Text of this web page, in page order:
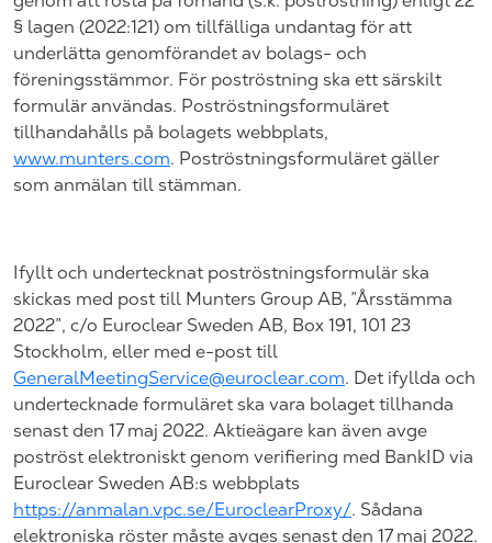
§ lagen (2022:121) om tillfälliga undantag för att
underlätta genomförandet av bolags- och
föreningsstämmor. För poströstning ska ett särskilt
formulär användas. Poströstningsformuläret
tillhandahålls på bolagets webbplats,
www.munters.com. Poströstningsformuläret gäller
som anmälan till stämman.
Ifyllt och undertecknat poströstningsformulär ska
skickas med post till Munters Group AB, ”Årsstämma
2022”, c/o Euroclear Sweden AB, Box 191, 101 23
Stockholm, eller med e-post till
GeneralMeetingService@euroclear.com. Det ifyllda och
undertecknade formuläret ska vara bolaget tillhanda
senast den 17 maj 2022. Aktieägare kan även avge
poströst elektroniskt genom verifiering med BankID via
Euroclear Sweden AB:s webbplats
https://anmalan.vpc.se/EuroclearProxy/. Sådana
elektroniska röster måste avges senast den 17 maj 2022.